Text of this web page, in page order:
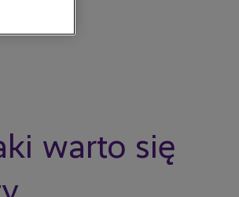
warto się